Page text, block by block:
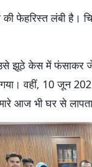
की फेहरिस्त लंबी है।
झूठे केस में फंसाकर
वहीं, 10 जून
आज भी घर से लापता